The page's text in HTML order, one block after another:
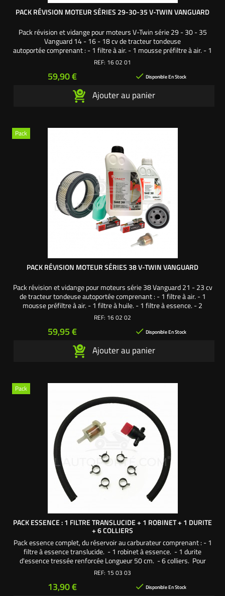
PACK RÉVISION MOTEUR SÉRIES 29-30-35 V-TWIN VANGUARD
Pack révision et vidange pour moteurs V-Twin série 29 - 30 - 35
Vanguard 14 - 16 - 18 cv de tracteur tondeuse
autoportée comprenant : - 1 filtre à air. - 1 mousse préfiltre à air. - 1
filtre à huile. - 1 filtre à essence. - 2 bougies culot long. - 2 litres
REF: 16 02 01
Prix
59,90 €  Disponible En Stock
Ajouter au panier
Pack
PACK RÉVISION MOTEUR SÉRIES 38 V-TWIN VANGUARD
Pack révision et vidange pour moteurs série 38 Vanguard 21 - 23 cv
de tracteur tondeuse autoportée comprenant : - 1 filtre à air. - 1
mousse préfiltre à air. - 1 filtre à huile. - 1 filtre à essence. - 2
bougies culot long. - 2 litres d'huile moteur SAE30. Une création
REF: 16 02 02
Prix
59,95 €  Disponible En Stock
Ajouter au panier
Pack
PACK ESSENCE : 1 FILTRE TRANSLUCIDE + 1 ROBINET + 1 DURITE
+ 6 COLLIERS
Pack essence complet, du réservoir au carburateur comprenant : - 1
filtre à essence translucide. - 1 robinet à essence. - 1 durite
d'essence tressée renforcée Longueur 50 cm. - 6 colliers. Pour
tracteurs tondeuses autoportées Une création exclusive
REF: 15 03 03
Prix
13,90 €  Disponible En Stock